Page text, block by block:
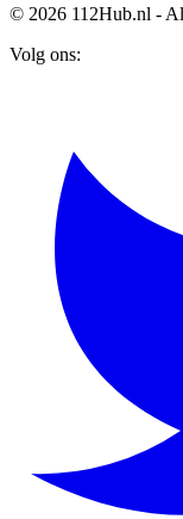
© 2026 112Hub.nl -
Volg ons: